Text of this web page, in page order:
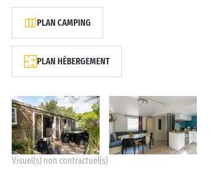
PLAN CAMPING
PLAN HÉBERGEMENT
Visuel(s) non contractuel(s)